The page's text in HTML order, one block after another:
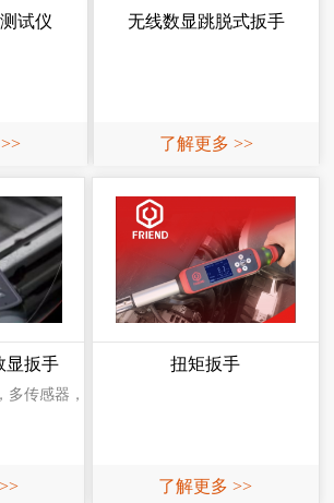
试仪 无线数显跳脱式扳手
了解更多 >>
显扳手
多传感器，无线数据上传，适用于扭矩检测，
扭矩扳手
了解更多 >>